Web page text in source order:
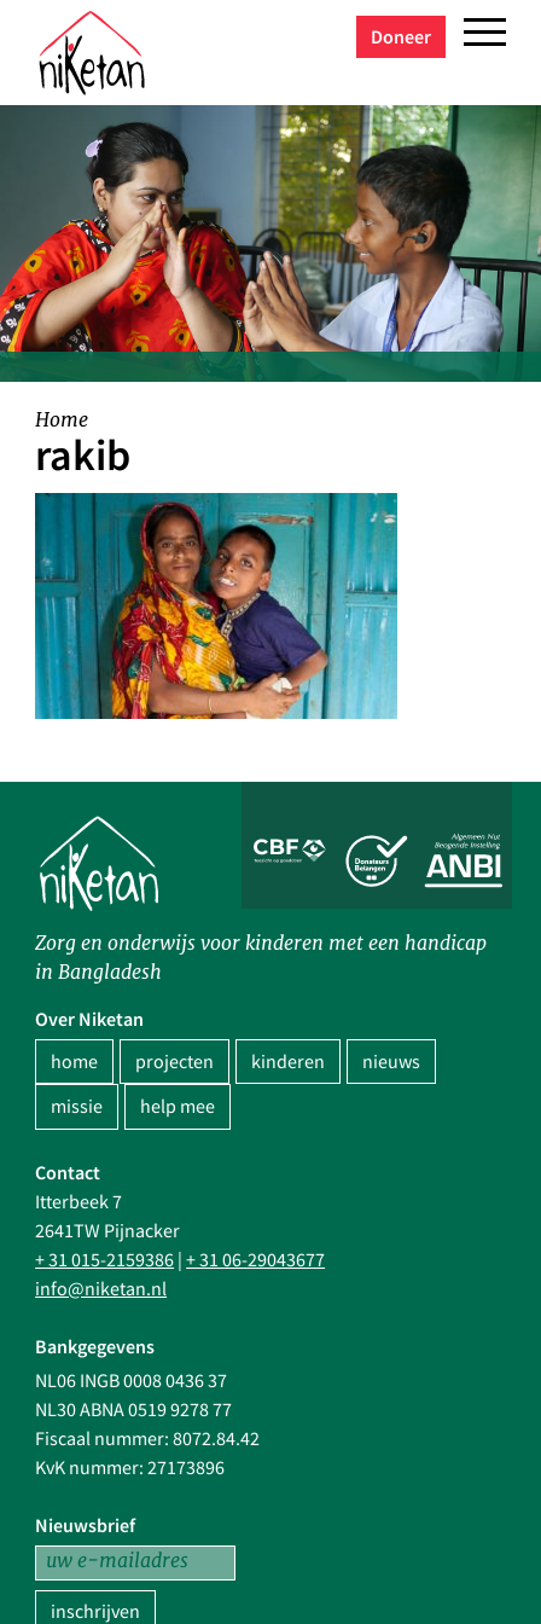
Doneer
Home
rakib
Zorg en onderwijs voor kinderen met een handicap
in Bangladesh
Over Niketan
home projecten kinderen
nieuws
missie
help mee
Contact
Itterbeek 7
2641TW Pijnacker
+ 31 015-2159386 |+ 31 06-29043677
info@niketan.nl
Bankgegevens
NL06 INGB 0008 0436 37
NL30 ABNA 0519 9278 77
Fiscaal nummer: 8072.84.42
KvK nummer: 27173896
Nieuwsbrief
inschrijven